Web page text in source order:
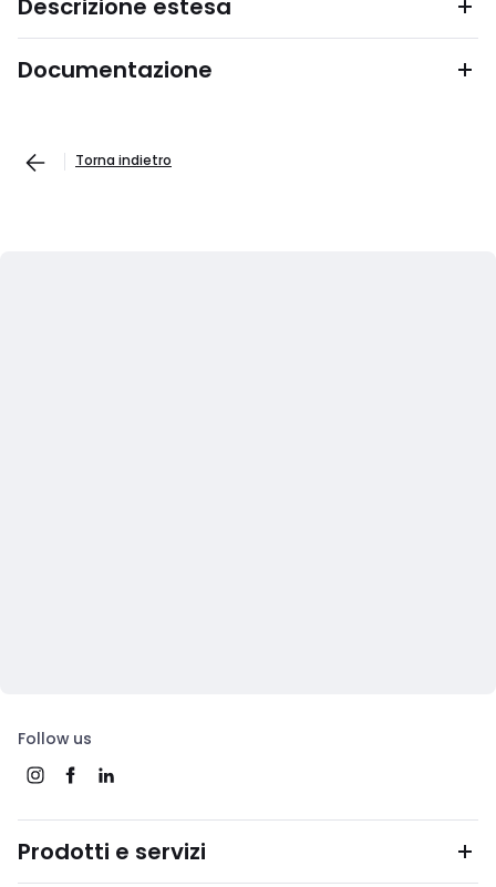
Descrizione estesa
Documentazione
Torna indietro
Follow us
Prodotti e servizi